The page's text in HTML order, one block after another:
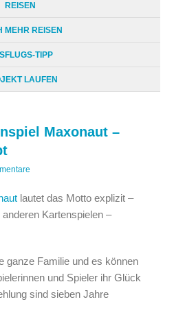
REISEN
MEHR REISEN
TIPP
LAUFEN
Maxonaut –
lautet das Motto explizit –
Kartenspielen –
ganze Familie und es können
und Spieler ihr Glück
sind sieben Jahre